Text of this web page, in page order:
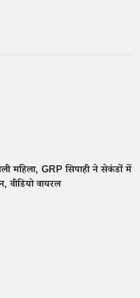
महिला, GRP सिपाही ने सेकंडों में
वीडियो वायरल